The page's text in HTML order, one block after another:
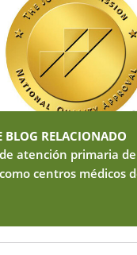
BLOG RELACIONADO
atención primaria
centros médicos